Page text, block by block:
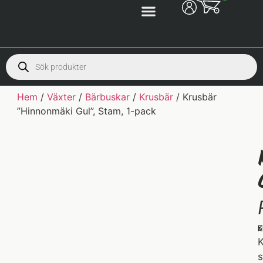
Hem /Växter / Bärbuskar / Krusbär / Krusbär
”Hinnonmäki Gul”, Stam, 1-pack